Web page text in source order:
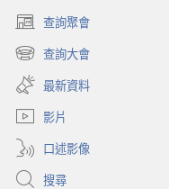
查詢聚會
（開
啟
新
視
窗）
查詢大會
（開
啟
新
視
最新資料
影片
口述影像
搜尋